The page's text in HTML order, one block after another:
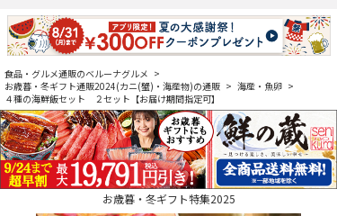
食品・グルメ通販のベルーナグルメ >
お歳暮・冬ギフト通販2024(カニ(蟹)・海産物)の通販 > 海産・魚卵 >
４種の海鮮飯セット ２セット【お届け期間指定可】
お歳暮・冬ギフト特集2025